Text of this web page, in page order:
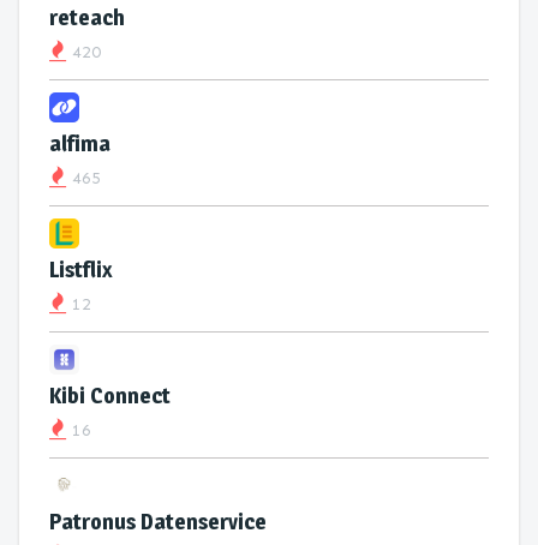
reteach
420
alfima
465
Listflix
12
Kibi Connect
16
Patronus Datenservice